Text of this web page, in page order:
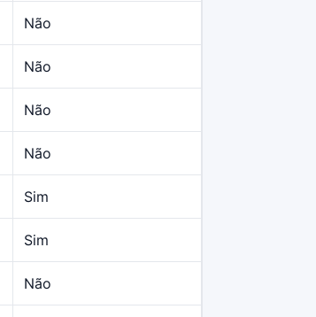
Não
Não
Não
Não
Sim
Sim
Não